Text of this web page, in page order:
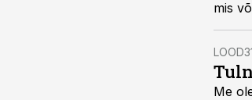
mis
LOOD
Me